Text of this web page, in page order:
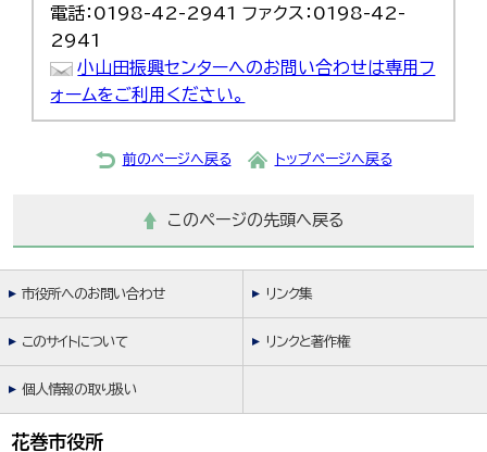
電話：0198-42-2941 ファクス：0198-42-
2941
小山田振興センターへのお問い合わせは専用フ
ォームをご利用ください。
前のページへ戻る トップページへ戻る
このページの先頭へ戻る
市役所へのお問い合わせ リンク集
このサイトについて リンクと著作権
個人情報の取り扱い
花巻市役所